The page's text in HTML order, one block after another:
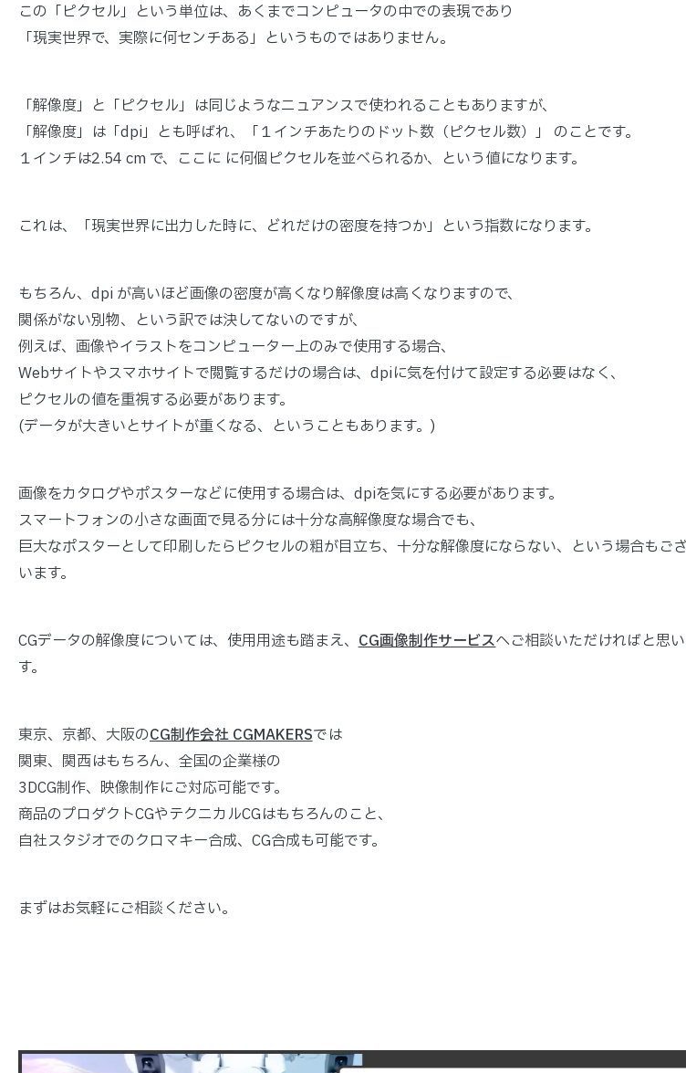
この「ピクセル」という単位は、あくまでコンピュータの中での表現であり
「現実世界で、実際に何センチある」というものではありません。
「解像度」と「ピクセル」は同じようなニュアンスで使われることもありますが、
「解像度」は「dpi」とも呼ばれ、「１インチあたりのドット数（ピクセル数）」 のことです。
１インチは2.54 cm で、ここに に何個ピクセルを並べられるか、という値になります。
これは、「現実世界に出力した時に、どれだけの密度を持つか」という指数になります。
もちろん、dpi が高いほど画像の密度が高くなり解像度は高くなりますので、
関係がない別物、という訳では決してないのですが、
例えば、画像やイラストをコンピューター上のみで使用する場合、
Webサイトやスマホサイトで閲覧するだけの場合は、dpiに気を付けて設定する必要はなく、
ピクセルの値を重視する必要があります。
(データが大きいとサイトが重くなる、ということもあります。)
画像をカタログやポスターなどに使用する場合は、dpiを気にする必要があります。
スマートフォンの小さな画面で見る分には十分な高解像度な場合でも、
巨大なポスターとして印刷したらピクセルの粗が目立ち、十分な解像度にならない、という場合もご
います。
CGデータの解像度については、使用用途も踏まえ、CG画像制作サービスへご相談いただければと思
す。
東京、京都、大阪のCG制作会社 CGMAKERSでは
関東、関西はもちろん、全国の企業様の
3DCG制作、映像制作にご対応可能です。
商品のプロダクトCGやテクニカルCGはもちろんのこと、
自社スタジオでのクロマキー合成、CG合成も可能です。
まずはお気軽にご相談ください。